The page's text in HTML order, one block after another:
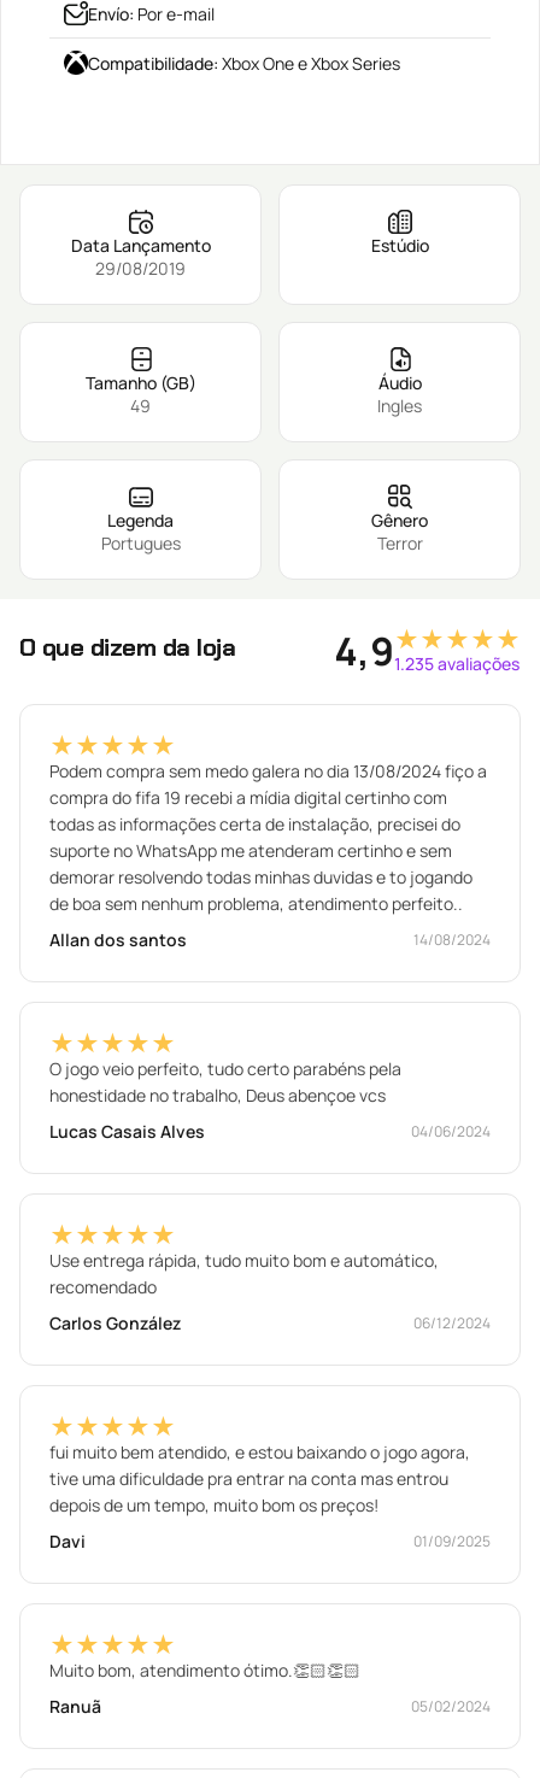
Envío: Por e-mail
Compatibilidade: Xbox One e Xbox Series
Data Lançamento
29/08/2019
Estúdio
Tamanho (GB)
49
Áudio
Ingles
Legenda
Portugues
Gênero
Terror
O que dizem da loja 4,9★★★★★
1.235 avaliações
★★★★★
Podem compra sem medo galera no dia 13/08/2024 fiço a
compra do fifa 19 recebi a mídia digital certinho com
todas as informações certa de instalação, precisei do
suporte no WhatsApp me atenderam certinho e sem
demorar resolvendo todas minhas duvidas e to jogando
de boa sem nenhum problema, atendimento perfeito..
Allan dos santos
14/08/2024
★★★★★
O jogo veio perfeito, tudo certo parabéns pela
honestidade no trabalho, Deus abençoe vcs
Lucas Casais Alves
04/06/2024
★★★★★
Use entrega rápida, tudo muito bom e automático,
recomendado
Carlos González
06/12/2024
★★★★★
fui muito bem atendido, e estou baixando o jogo agora,
tive uma dificuldade pra entrar na conta mas entrou
depois de um tempo, muito bom os preços!
Davi
01/09/2025
★★★★★
Muito bom, atendimento ótimo.👏🏻👏🏻
Ranuã
05/02/2024